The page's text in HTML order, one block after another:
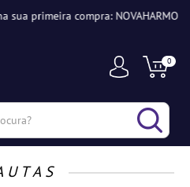
compra: NOVAHARMONICS
0